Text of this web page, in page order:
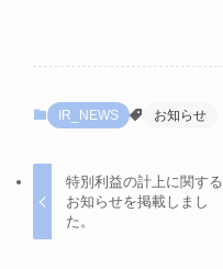
IR_NEWS お知らせ
特別利益の計上に関する
お知らせを掲載しまし
た。